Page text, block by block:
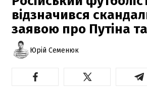
відзначився
заявою про Путіна
Юрій Семенюк